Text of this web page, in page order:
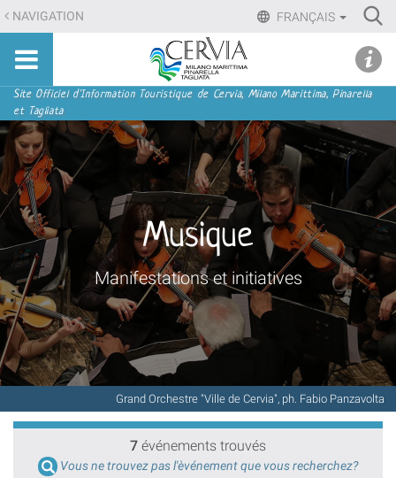
Aller
au
contenu.
Aller
à
la
navigation
FRANÇAIS
NAVIGATION
Sito
turistico
ufficiale
Cervia,
Milano
Marittima,
Pinarella,
Tagliata
Navigation
Site Officiel d'Information Touristique de Cervia, Milano Marittima, Pinarella
et Tagliata
Grand Orchestre "Ville de Cervia", ph. Fabio Panzavolta
Musique
Manifestations et initiatives
7 événements trouvés
Vous ne trouvez pas l'èvénement que vous recherchez?
menu